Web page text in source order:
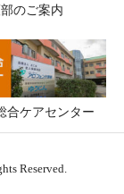
のご案内
合ケアセンター
Reserved.